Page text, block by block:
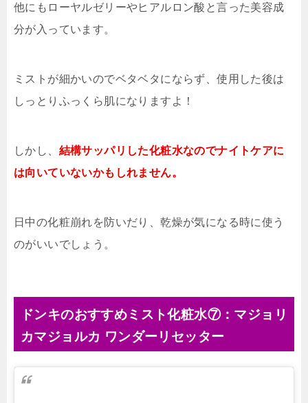
他にもローヤルゼリーやヒアルロン酸と言った美容成
分が入っています。
ミストが細かいのでベタベタにならず、使用した後は
しっとりふっくら肌になりますよ！
しかし、 結構サッパリした化粧水なのでナイトケアに
は向いていないかもしれません。
日中の化粧崩れを防いだり、乾燥が気になる時に使う
のがいいでしょう。
ドンキのおすすめミスト化粧水⑦：マジョリ
カマジョルカ ワンダーリセッター